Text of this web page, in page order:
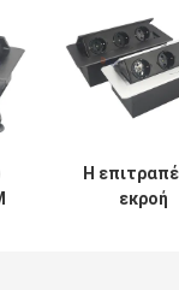
Η
εκροή